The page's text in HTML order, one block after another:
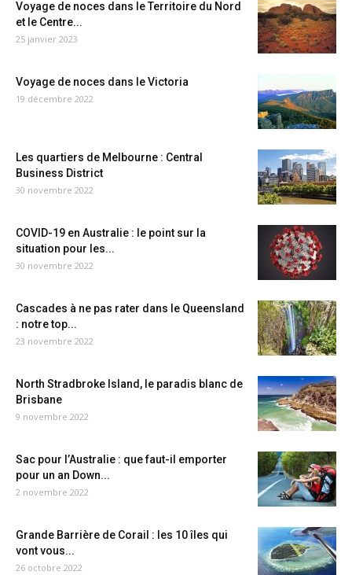
Voyage de noces dans le Territoire du Nord
et le Centre...
25 janvier 2023
Voyage de noces dans le Victoria
19 décembre 2022
Les quartiers de Melbourne : Central
Business District
30 novembre 2022
COVID-19 en Australie : le point sur la
situation pour les...
30 novembre 2022
Cascades à ne pas rater dans le Queensland
: notre top...
23 novembre 2022
North Stradbroke Island, le paradis blanc de
Brisbane
9 novembre 2022
Sac pour l’Australie : que faut-il emporter
pour un an Down...
2 novembre 2022
Grande Barrière de Corail : les 10 îles qui
vont vous...
26 octobre 2022